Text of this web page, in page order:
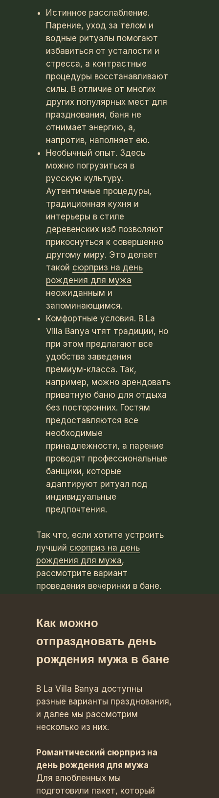
Истинное расслабление.
Парение, уход за телом и
водные ритуалы помогают
избавиться от усталости и
стресса, а контрастные
процедуры восстанавливают
силы. В отличие от многих
других популярных мест для
празднования, баня не
отнимает энергию, а,
напротив, наполняет ею.
Необычный опыт. Здесь
можно погрузиться в
русскую культуру.
Аутентичные процедуры,
традиционная кухня и
интерьеры в стиле
деревенских изб позволяют
прикоснуться к совершенно
другому миру. Это делает
такой сюрприз на день
рождения для мужа
неожиданным и
запоминающимся.
Комфортные условия. В La
Villa Banya чтят традиции, но
при этом предлагают все
удобства заведения
премиум-класса. Так,
например, можно арендовать
приватную баню для отдыха
без посторонних. Гостям
предоставляются все
необходимые
принадлежности, а парение
проводят профессиональные
банщики, которые
адаптируют ритуал под
индивидуальные
предпочтения.
Так что, если хотите устроить
лучший сюрприз на день
рождения для мужа,
рассмотрите вариант
проведения вечеринки в бане.
Как можно
отпраздновать день
рождения мужа в бане
В La Villa Banya доступны
разные варианты празднования,
и далее мы рассмотрим
несколько из них.
Романтический сюрприз на
день рождения для мужа
Для влюбленных мы
подготовили пакет, который